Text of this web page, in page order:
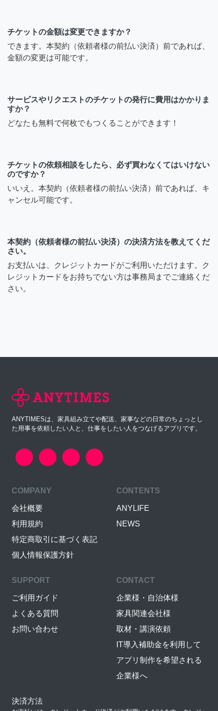
チケットの金額は変更できますか？
できます。本契約（依頼者様の前払い決済）前であれば、
金額の変更は可能です。
サービスやリクエストのチケットの発行に費用はかかりま
すか？
どなたも無料で何枚でもつくることができます！
チケットの依頼相談をしたら、必ず買わなくてはいけない
のですか？
いいえ。本契約（依頼者様の前払い決済）前であれば、キ
ャンセル可能です。
本契約（依頼者様の前払い決済）の決済方法を教えてくだ
さい。
お支払いは、クレジットカードがご利用いただけます。ク
レジットカードをお持ちでない方は事務局までご連絡くだ
さい。
ANYTIMESは、家具組み立てや配送、家事などの日常のちょっとし
た用事を依頼したい人と、仕事をしたい人をつなげるアプリです。
COMPANY
会社概要
利用規約
特定商取引に基づく表記
個人情報保護方針
CONTENTS
ANYLIFE
NEWS
SUPPORT
ご利用ガイド
よくある質問
お問い合わせ
CONTACT
企業様・自治体様
家具関連会社様
取材・講演依頼
IT導入補助金を利用して
アプリ制作を希望される
企業様へ
決済方法